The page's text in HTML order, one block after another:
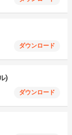
ダウンロード
)
ダウンロード